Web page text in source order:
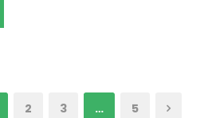
2 3 … 5